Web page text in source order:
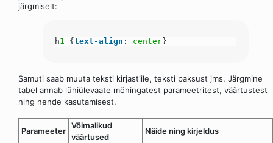
järgmiselt:
h1 {text-align : center}
Samuti saab muuta teksti kirjastiile, teksti paksust jms. Järgmine
tabel annab lühiülevaate mõningatest parameetritest, väärtustest
ning nende kasutamisest.
Parameeter
Võimalikud
väärtused
Näide ning kirjeldus